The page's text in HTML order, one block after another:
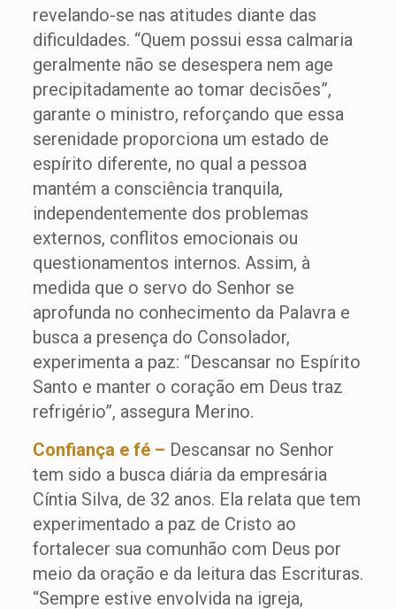
revelando-se nas atitudes diante das
dificuldades. “Quem possui essa calmaria
geralmente não se desespera nem age
precipitadamente ao tomar decisões”,
garante o ministro, reforçando que essa
serenidade proporciona um estado de
espírito diferente, no qual a pessoa
mantém a consciência tranquila,
independentemente dos problemas
externos, conflitos emocionais ou
questionamentos internos. Assim, à
medida que o servo do Senhor se
aprofunda no conhecimento da Palavra e
busca a presença do Consolador,
experimenta a paz: “Descansar no Espírito
Santo e manter o coração em Deus traz
refrigério”, assegura Merino.
Confiança e fé – Descansar no Senhor
tem sido a busca diária da empresária
Cíntia Silva, de 32 anos. Ela relata que tem
experimentado a paz de Cristo ao
fortalecer sua comunhão com Deus por
meio da oração e da leitura das Escrituras.
“Sempre estive envolvida na igreja,